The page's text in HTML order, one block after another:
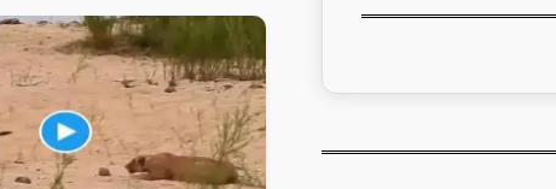
كثيرة، ومنها انخفاض مستوى